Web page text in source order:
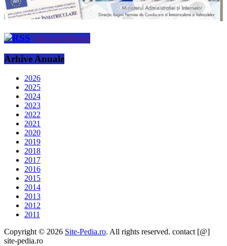
Stiri preferate
Arhive Anuale
2026
2025
2024
2023
2022
2021
2020
2019
2018
2017
2016
2015
2014
2013
2012
2011
Copyright © 2026 Site-Pedia.ro. All rights reserved. contact [@]
site-pedia.ro